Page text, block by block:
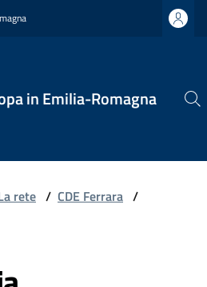
in Emilia-Romagna
rete / CDE Ferrara /